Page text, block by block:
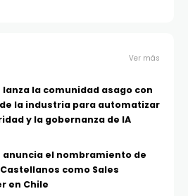
Ver más
lanza la comunidad asago con
la industria para automatizar
y la gobernanza de IA
anuncia el nombramiento de
como Sales
en Chile